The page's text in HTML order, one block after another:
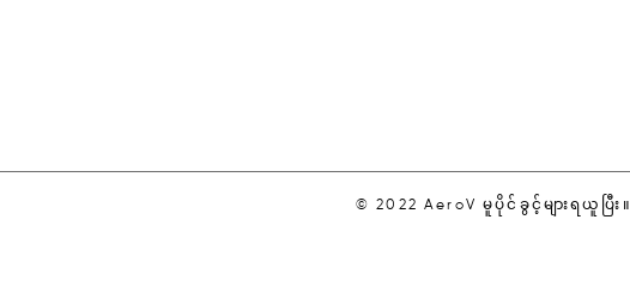
© 2022 AeroV မူပိုင်ခွင့်များရယူပြီး။